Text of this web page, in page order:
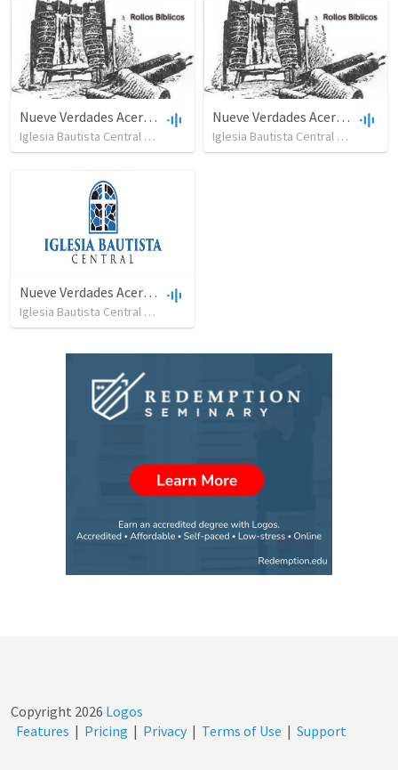
Nueve Verdades Acerca de la Biblia Parte I
Iglesia Bautista Central Ocala views•59:02
Nueve Verdades Acerca de la Biblia Parte II
Iglesia Bautista Central Ocala
Nueve Verdades Acerca de la Biblia Parte IV
Iglesia Bautista Central Ocala
Copyright 2026 Logos
Features | Pricing | Privacy | Terms of Use | Support